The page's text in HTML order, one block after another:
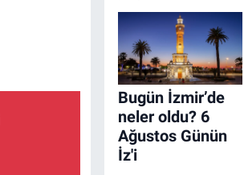
Bugün İzmir’de
neler oldu? 6
Ağustos Günün
İz'i